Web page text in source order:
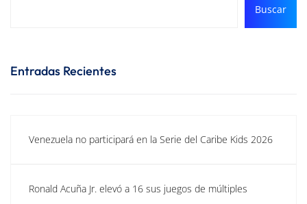
Buscar
Entradas Recientes
Venezuela no participará en la Serie del Caribe Kids 2026
Ronald Acuña Jr. elevó a 16 sus juegos de múltiples